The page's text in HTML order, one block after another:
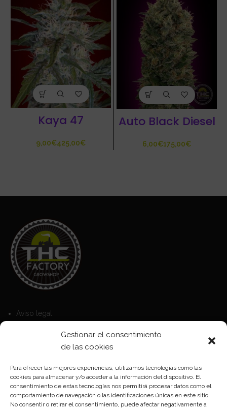
Gestionar el consentimiento
de las cookies
Para ofrecer las mejores experiencias, utilizamos tecnologías como las
cookies para almacenar y/o acceder a la información del dispositivo. El
consentimiento de estas tecnologías nos permitirá procesar datos como el
comportamiento de navegación o las identificaciones únicas en este sitio.
No consentir o retirar el consentimiento, puede afectar negativamente a
Kaya 47
€ €
Auto Black Diesel
€ €
Aviso legal
Política de Cookies
Política de privacidad
Formas de pago
Plazos y condiciones de envio